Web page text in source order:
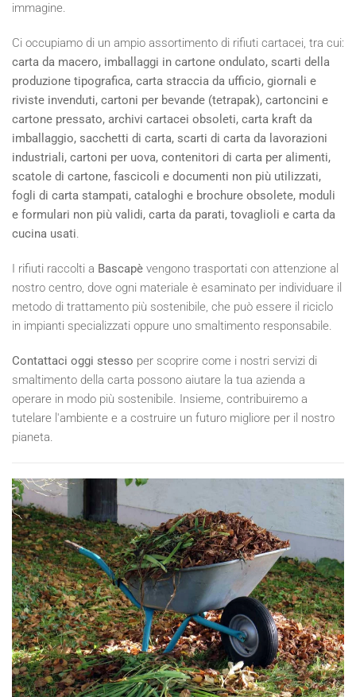
immagine.
Ci occupiamo di un ampio assortimento di rifiuti cartacei, tra cui:
carta da macero, imballaggi in cartone ondulato, scarti della
produzione tipografica, carta straccia da ufficio, giornali e
riviste invenduti, cartoni per bevande (tetrapak), cartoncini e
cartone pressato, archivi cartacei obsoleti, carta kraft da
imballaggio, sacchetti di carta, scarti di carta da lavorazioni
industriali, cartoni per uova, contenitori di carta per alimenti,
scatole di cartone, fascicoli e documenti non più utilizzati,
fogli di carta stampati, cataloghi e brochure obsolete, moduli
e formulari non più validi, carta da parati, tovaglioli e carta da
cucina usati.
I rifiuti raccolti a Bascapè vengono trasportati con attenzione al
nostro centro, dove ogni materiale è esaminato per individuare il
metodo di trattamento più sostenibile, che può essere il riciclo
in impianti specializzati oppure uno smaltimento responsabile.
Contattaci oggi stesso per scoprire come i nostri servizi di
smaltimento della carta possono aiutare la tua azienda a
operare in modo più sostenibile. Insieme, contribuiremo a
tutelare l'ambiente e a costruire un futuro migliore per il nostro
pianeta.